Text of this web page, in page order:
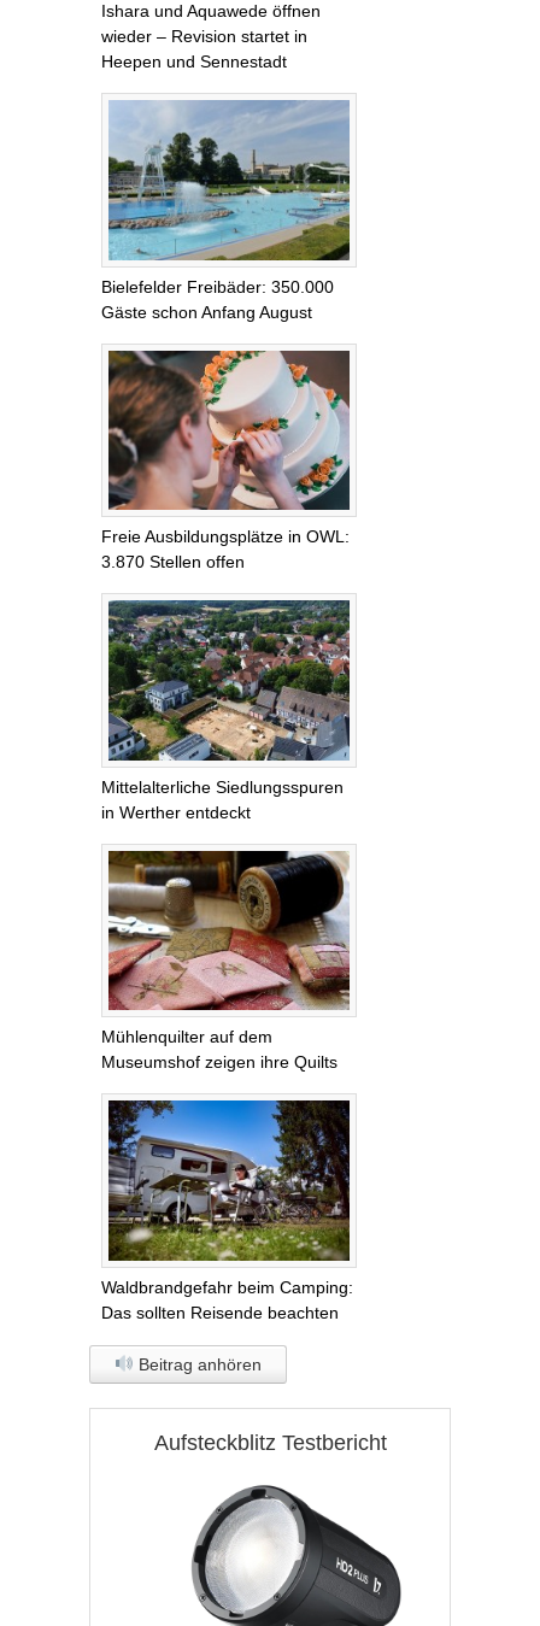
Ishara und Aquawede öffnen
wieder – Revision startet in
Heepen und Sennestadt
Bielefelder Freibäder: 350.000
Gäste schon Anfang August
Freie Ausbildungsplätze in OWL:
3.870 Stellen offen
Mittelalterliche Siedlungsspuren
in Werther entdeckt
Mühlenquilter auf dem
Museumshof zeigen ihre Quilts
Waldbrandgefahr beim Camping:
Das sollten Reisende beachten
Beitrag anhören
Aufsteckblitz Testbericht